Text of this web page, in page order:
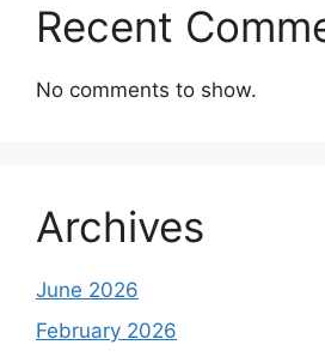
Recent
No comments to show.
Archives
June 2026
February 2026